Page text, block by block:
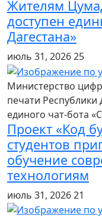
Жителям
доступен
Дагестана»
июль 31, 202625
Министерство
печати
единого чат-бота
Проект «Код
студентов
обучение
технологиям
июль 31, 202621